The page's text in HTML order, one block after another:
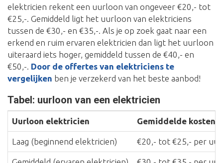
elektricien rekent een uurloon van ongeveer €20,- tot
€25,-. Gemiddeld ligt het uurloon van elektriciens
tussen de €30,- en €35,-. Als je op zoek gaat naar een
erkend en ruim ervaren elektricien dan ligt het uurloon
uiteraard iets hoger, gemiddeld tussen de €40,- en
€50,-. Door de offertes van elektriciens te
vergelijken ben je verzekerd van het beste aanbod!
Tabel: uurloon van een elektricien
Uurloon elektricien Gemiddelde kosten*
Laag (beginnend elektricien) €20,- tot €25,- per uur